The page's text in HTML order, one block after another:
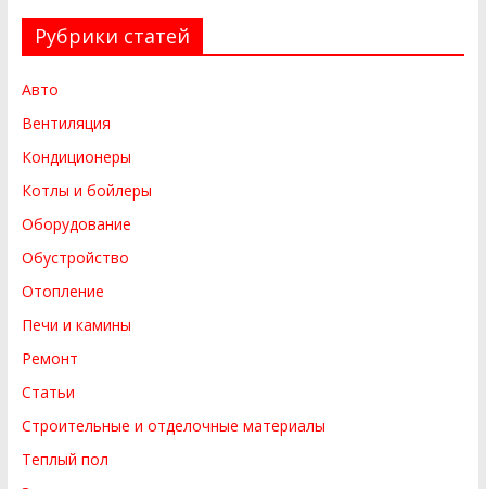
Рубрики статей
Авто
Вентиляция
Кондиционеры
Котлы и бойлеры
Оборудование
Обустройство
Отопление
Печи и камины
Ремонт
Статьи
Строительные и отделочные материалы
Теплый пол